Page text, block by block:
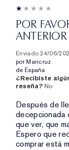
POR
ANTERIOR
Enviado 24/06/
por Maricruz
de España
¿Recibiste
reseña? No
Después de
decepcionada
que ver, que
Espero que
comprar está